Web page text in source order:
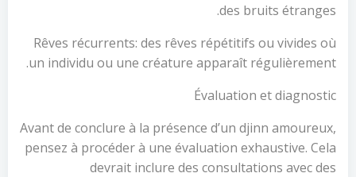
des bruits étranges.
Rêves récurrents: des rêves répétitifs ou vivides où
un individu ou une créature apparaît régulièrement.
Évaluation et diagnostic
Avant de conclure à la présence d’un djinn amoureux,
pensez à procéder à une évaluation exhaustive. Cela
devrait inclure des consultations avec des